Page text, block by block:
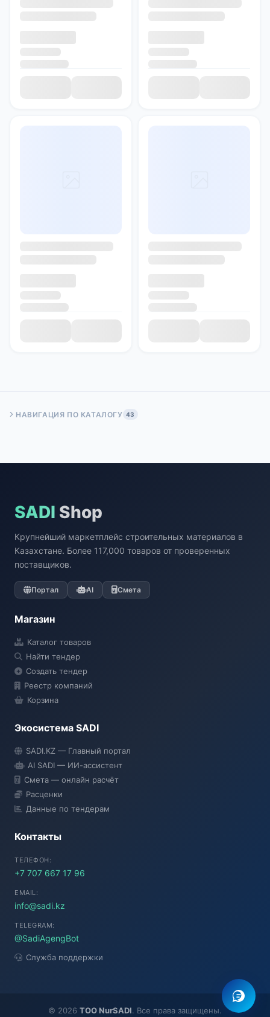
НАВИГАЦИЯ ПО КАТАЛОГУ 43
SADI Shop
Крупнейший маркетплейс строительных материалов в
Казахстане. Более 117,000 товаров от проверенных
поставщиков.
Портал AI Смета
Магазин
Каталог товаров
Найти тендер
Создать тендер
Реестр компаний
Корзина
Экосистема SADI
SADI.KZ — Главный портал
AI SADI — ИИ-ассистент
Смета — онлайн расчёт
Расценки
Данные по тендерам
Контакты
ТЕЛЕФОН:
+7 707 667 17 96
EMAIL:
info@sadi.kz
TELEGRAM:
@SadiAgengBot
Служба поддержки
© 2026 TOO NurSADI. Все права защищены.
● Подключение...